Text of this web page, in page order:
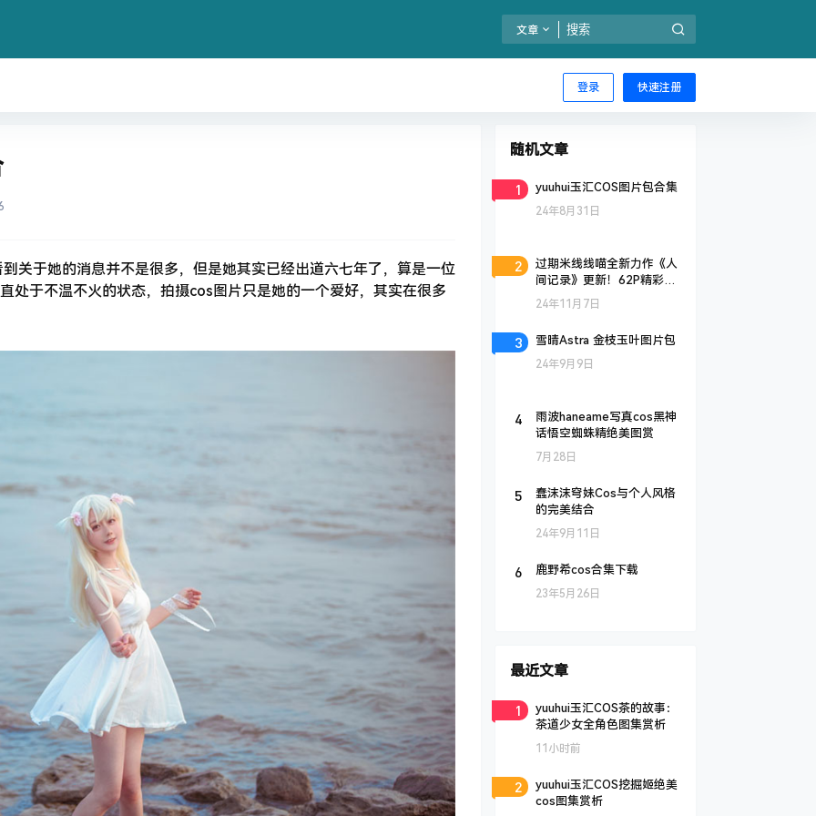
文章
登录 快速注册
关于她的消息并不是很多，但是她其实已经出道六七年了，算是一位
处于不温不火的状态，拍摄cos图片只是她的一个爱好，其实在很多
随机文章
1 yuuhui玉汇COS图片包合集
24年8月31日
2
过期米线线喵全新力作《人
间记录》更新！62P精彩呈
现
24年11月7日
3 雪晴Astra 金枝玉叶图片包
24年9月9日
4
雨波haneame写真cos黑神
话悟空蜘蛛精绝美图赏
7月28日
5
蠢沫沫穹妹Cos与个人风格
的完美结合
24年9月11日
6 鹿野希cos合集下载
23年5月26日
最近文章
1
yuuhui玉汇COS茶的故事：
茶道少女全角色图集赏析
11小时前
2
yuuhui玉汇COS挖掘姬绝美
cos图集赏析